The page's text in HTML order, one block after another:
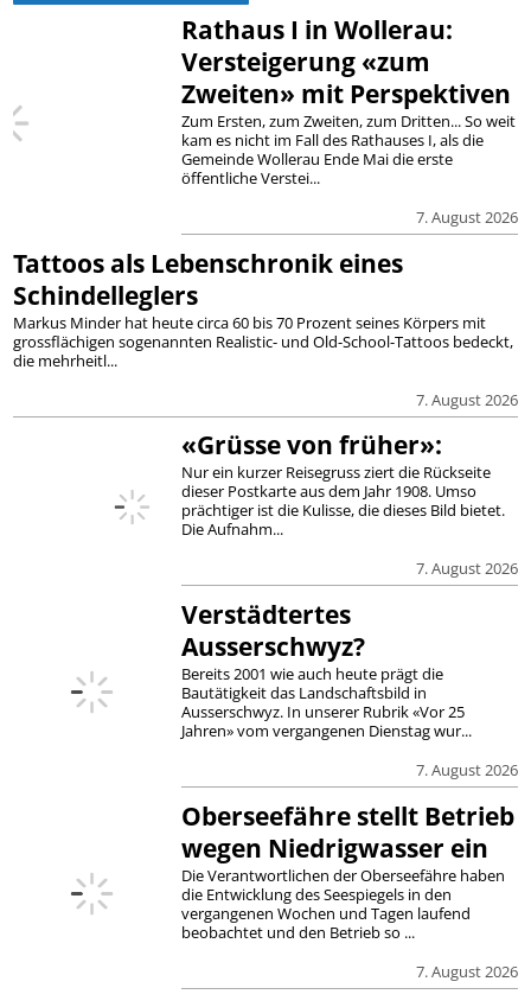
Rathaus I in Wollerau:
Versteigerung «zum
Zweiten» mit Perspektiven
7. August 2026
Zum Ersten, zum Zweiten, zum Dritten... So weit
kam es nicht im Fall des Rathauses I, als die
Gemeinde Wollerau Ende Mai die erste
öffentliche Verstei...
Tattoos als Lebenschronik eines
Schindelleglers
7. August 2026
Markus Minder hat heute circa 60 bis 70 Prozent seines Körpers mit
grossflächigen sogenannten Realistic- und Old-School-Tattoos bedeckt,
die mehrheitl...
«Grüsse von früher»:
7. August 2026
Nur ein kurzer Reisegruss ziert die Rückseite
dieser Postkarte aus dem Jahr 1908. Umso
prächtiger ist die Kulisse, die dieses Bild bietet.
Die Aufnahm...
Verstädtertes
Ausserschwyz?
7. August 2026
Bereits 2001 wie auch heute prägt die
Bautätigkeit das Landschaftsbild in
Ausserschwyz. In unserer Rubrik «Vor 25
Jahren» vom vergangenen Dienstag wur...
Oberseefähre stellt Betrieb
wegen Niedrigwasser ein
7. August 2026
Die Verantwortlichen der Oberseefähre haben
die Entwicklung des Seespiegels in den
vergangenen Wochen und Tagen laufend
beobachtet und den Betrieb so ...